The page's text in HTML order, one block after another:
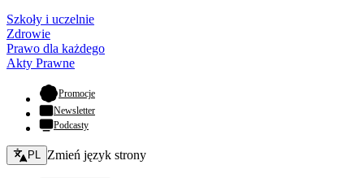
Szkoły i uczelnie
Zdrowie
Prawo dla każdego
Akty Prawne
Promocje- otwiera się w nowej karcie
Newsletter
Podcasty
Zmień język - bieżący:
PL Zmień język strony